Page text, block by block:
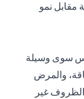
مقابل نمو
سوى وسيلة
والمرض
غير